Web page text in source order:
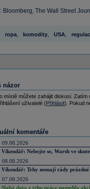
Bloomberg, The Wall Street
ropa komodity USA
názor
místě můžete zahájit diskusi.
uživatelé (Přihlásit). Pokud
komentáře
09.08.2026
Víkendář: Nebojte se, Warsh ve
08.08.2026
Víkendář: Trhy nemají rády prázdné
07.08.2026
Slabá data z trhu práce pomohla